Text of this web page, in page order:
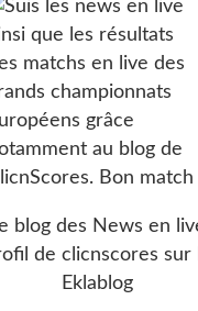
blog des News en
de clicnscores sur
Eklablog